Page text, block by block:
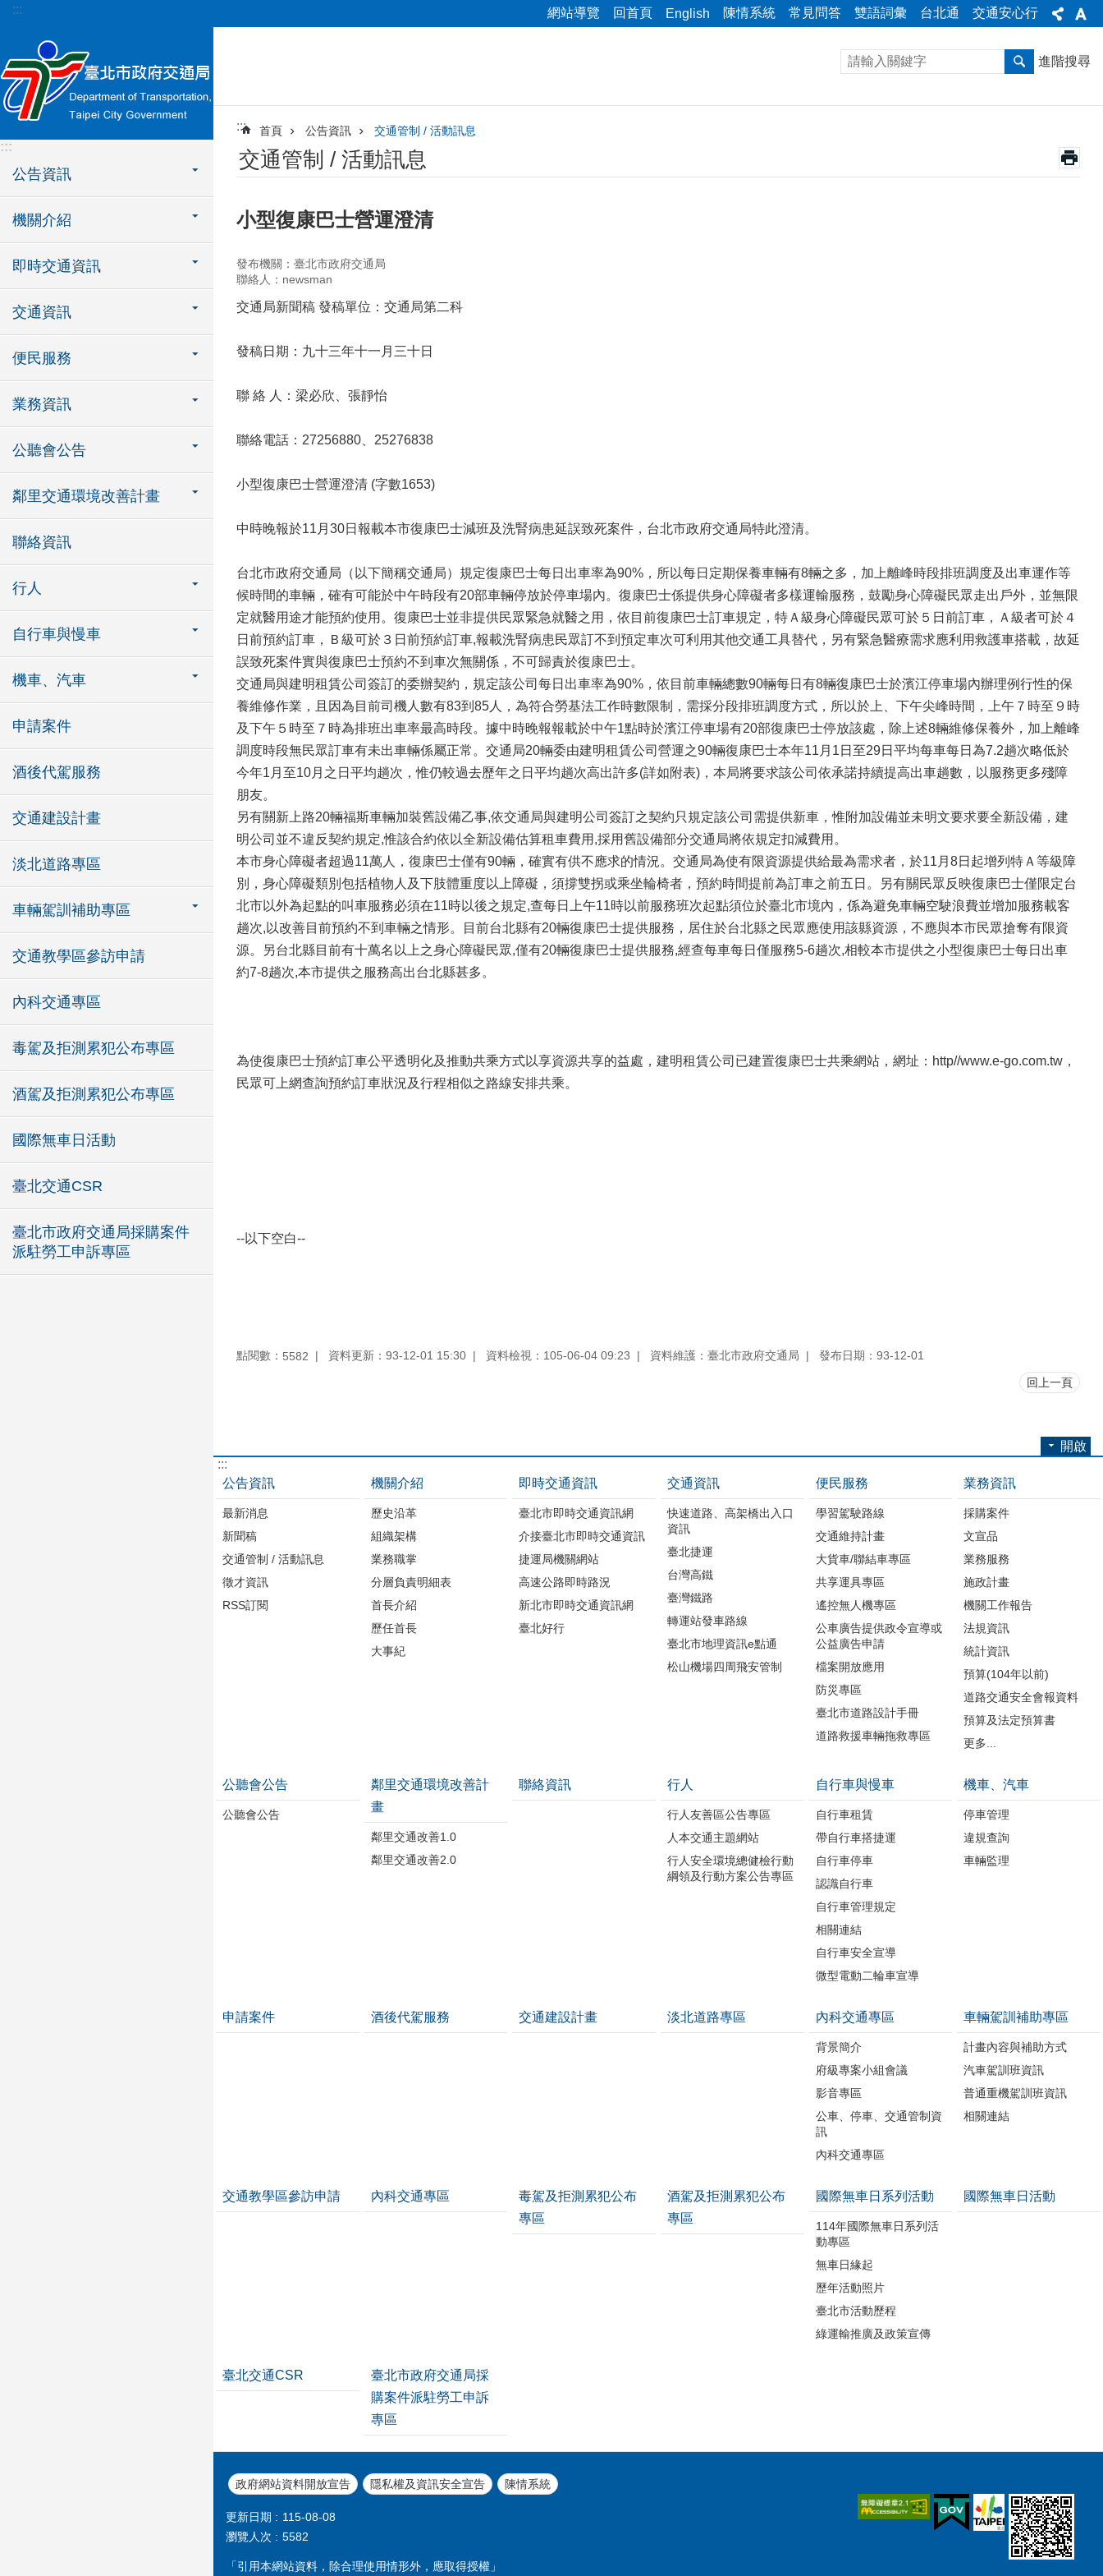
跳到主要內容區塊
::: 網站導覽 回首頁 English 陳情系統 常見問答 雙語詞彙 台北通 交通安心行
:::
公告資訊
機關介紹
即時交通資訊
交通資訊
便民服務
業務資訊
公聽會公告
鄰里交通環境改善計畫
聯絡資訊
行人
自行車與慢車
機車、汽車
申請案件
酒後代駕服務
交通建設計畫
淡北道路專區
車輛駕訓補助專區
交通教學區參訪申請
內科交通專區
毒駕及拒測累犯公布專區
酒駕及拒測累犯公布專區
國際無車日活動
臺北交通CSR
臺北市政府交通局採購案件
派駐勞工申訴專區
進階搜尋
::: 首頁 公告資訊 交通管制 / 活動訊息
交通管制 / 活動訊息
小型復康巴士營運澄清
發布機關：臺北市政府交通局
聯絡人：newsman
交通局新聞稿 發稿單位：交通局第二科
發稿日期：九十三年十一月三十日
聯 絡 人：梁必欣、張靜怡
聯絡電話：27256880、25276838
小型復康巴士營運澄清 (字數1653)
中時晚報於11月30日報載本市復康巴士減班及洗腎病患延誤致死案件，台北市政府交通局特此澄清。
台北市政府交通局（以下簡稱交通局）規定復康巴士每日出車率為90%，所以每日定期保養車輛有8輛之多，加上離峰時段排班調度及出車運作等
候時間的車輛，確有可能於中午時段有20部車輛停放於停車場內。復康巴士係提供身心障礙者多樣運輸服務，鼓勵身心障礙民眾走出戶外，並無限
定就醫用途才能預約使用。復康巴士並非提供民眾緊急就醫之用，依目前復康巴士訂車規定，特Ａ級身心障礙民眾可於５日前訂車，Ａ級者可於４
日前預約訂車，Ｂ級可於３日前預約訂車,報載洗腎病患民眾訂不到預定車次可利用其他交通工具替代，另有緊急醫療需求應利用救護車搭載，故延
誤致死案件實與復康巴士預約不到車次無關係，不可歸責於復康巴士。
交通局與建明租賃公司簽訂的委辦契約，規定該公司每日出車率為90%，依目前車輛總數90輛每日有8輛復康巴士於濱江停車場內辦理例行性的保
養維修作業，且因為目前司機人數有83到85人，為符合勞基法工作時數限制，需採分段排班調度方式，所以於上、下午尖峰時間，上午７時至９時
及下午５時至７時為排班出車率最高時段。據中時晚報報載於中午1點時於濱江停車場有20部復康巴士停放該處，除上述8輛維修保養外，加上離峰
調度時段無民眾訂車有未出車輛係屬正常。交通局20輛委由建明租賃公司營運之90輛復康巴士本年11月1日至29日平均每車每日為7.2趟次略低於
今年1月至10月之日平均趟次，惟仍較過去歷年之日平均趟次高出許多(詳如附表)，本局將要求該公司依承諾持續提高出車趟數，以服務更多殘障
朋友。
另有關新上路20輛福斯車輛加裝舊設備乙事,依交通局與建明公司簽訂之契約只規定該公司需提供新車，惟附加設備並未明文要求要全新設備，建
明公司並不違反契約規定,惟該合約依以全新設備估算租車費用,採用舊設備部分交通局將依規定扣減費用。
本市身心障礙者超過11萬人，復康巴士僅有90輛，確實有供不應求的情況。交通局為使有限資源提供給最為需求者，於11月8日起增列特Ａ等級障
別，身心障礙類別包括植物人及下肢體重度以上障礙，須撐雙拐或乘坐輪椅者，預約時間提前為訂車之前五日。另有關民眾反映復康巴士僅限定台
北市以外為起點的叫車服務必須在11時以後之規定,查每日上午11時以前服務班次起點須位於臺北市境內，係為避免車輛空駛浪費並增加服務載客
趟次,以改善目前預約不到車輛之情形。目前台北縣有20輛復康巴士提供服務，居住於台北縣之民眾應使用該縣資源，不應與本市民眾搶奪有限資
源。另台北縣目前有十萬名以上之身心障礙民眾,僅有20輛復康巴士提供服務,經查每車每日僅服務5-6趟次,相較本市提供之小型復康巴士每日出車
約7-8趟次,本市提供之服務高出台北縣甚多。
為使復康巴士預約訂車公平透明化及推動共乘方式以享資源共享的益處，建明租賃公司已建置復康巴士共乘網站，網址：http//www.e-go.com.tw，
民眾可上網查詢預約訂車狀況及行程相似之路線安排共乘。
--以下空白--
點閱數： 5582 資料更新：93-12-01 15:30 資料檢視：105-06-04 09:23 資料維護：臺北市政府交通局 發布日期：93-12-01
回上一頁
開啟
:::
公告資訊
最新消息
新聞稿
交通管制 / 活動訊息
徵才資訊
RSS訂閱
機關介紹
歷史沿革
組織架構
業務職掌
分層負責明細表
首長介紹
歷任首長
大事紀
即時交通資訊
臺北市即時交通資訊網
介接臺北市即時交通資訊
捷運局機關網站
高速公路即時路況
新北市即時交通資訊網
臺北好行
交通資訊
快速道路、高架橋出入口
資訊
臺北捷運
台灣高鐵
臺灣鐵路
轉運站發車路線
臺北市地理資訊e點通
松山機場四周飛安管制
便民服務
學習駕駛路線
交通維持計畫
大貨車/聯結車專區
共享運具專區
遙控無人機專區
公車廣告提供政令宣導或
公益廣告申請
檔案開放應用
防災專區
臺北市道路設計手冊
道路救援車輛拖救專區
業務資訊
採購案件
文宣品
業務服務
施政計畫
機關工作報告
法規資訊
統計資訊
預算(104年以前)
道路交通安全會報資料
預算及法定預算書
更多...
公聽會公告
公聽會公告
鄰里交通環境改善計
畫
鄰里交通改善1.0
鄰里交通改善2.0
聯絡資訊 行人
行人友善區公告專區
人本交通主題網站
行人安全環境總健檢行動
綱領及行動方案公告專區
自行車與慢車
自行車租賃
帶自行車搭捷運
自行車停車
認識自行車
自行車管理規定
相關連結
自行車安全宣導
微型電動二輪車宣導
機車、汽車
停車管理
違規查詢
車輛監理
申請案件 酒後代駕服務 交通建設計畫 淡北道路專區 內科交通專區
背景簡介
府級專案小組會議
影音專區
公車、停車、交通管制資
訊
內科交通專區
車輛駕訓補助專區
計畫內容與補助方式
汽車駕訓班資訊
普通重機駕訓班資訊
相關連結
交通教學區參訪申請 內科交通專區
毒駕及拒測累犯公布
專區
酒駕及拒測累犯公布
專區
國際無車日系列活動
114年國際無車日系列活
動專區
無車日緣起
歷年活動照片
臺北市活動歷程
綠運輸推廣及政策宣傳
國際無車日活動
臺北交通CSR
臺北市政府交通局採
購案件派駐勞工申訴
專區
政府網站資料開放宣告 隱私權及資訊安全宣告 陳情系統
更新日期
115-08-08
瀏覽人次
5582
「引用本網站資料，除合理使用情形外，應取得授權」